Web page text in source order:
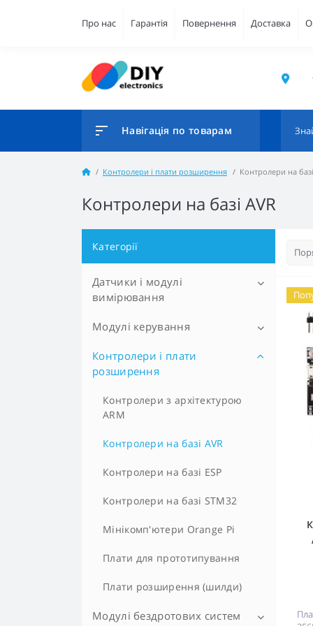
Про нас Гарантія Повернення Доставка
Навігація по товарам
Контролери і плати розширення Контролери на
Контролери на базі AVR
Категорії
Датчики і модулі
вимірювання
Вологість
Газ
Звук
Простір і положення
Різне
Рух
Світло і освітлення
Температура
Час
Модулі керування
Драйвери
Кнопки
Регулятори
Реле управління
Контролери і плати
розширення
Контролери з архітектурою
ARM
Контролери на базі AVR
Контролери на базі ESP
Контролери на базі STM32
Мінікомп'ютери Orange Pi
Плати для прототипування
Плати розширення (шилди)
Модулі бездротових систем